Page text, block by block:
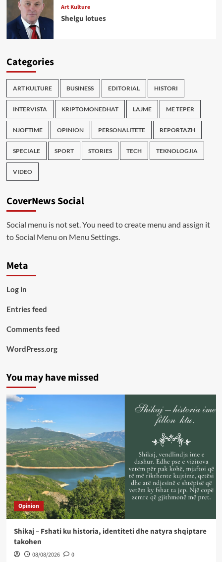
Art Kulture
Shelgu lotues
Categories
ART KULTURE BUSINESS EDITORIAL HISTORI
INTERVISTA KRIPTOMONEDHAT LAJME ME TEPER
NJOFTIME OPINION PERSONALITETE REPORTAZH
SPECIALE SPORT STORIES TECH TEKNOLOGJIA
VIDEO
CoverNews Social
Social menu is not set. You need to create menu and assign it
to Social Menu on Menu Settings.
Meta
Log in
Entries feed
Comments feed
WordPress.org
You may have missed
Opinion
Shikaj – Fshati ku historia, identiteti dhe natyra shqiptare
takohen
08/08/2026 0